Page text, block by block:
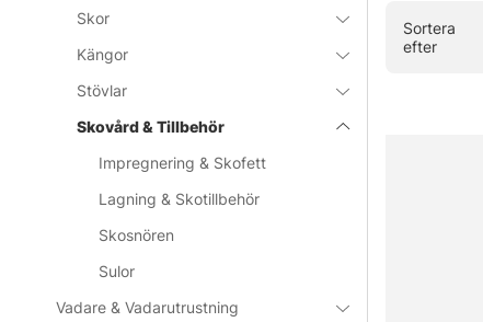
Skor
Kängor
Stövlar
Skovård & Tillbehör
Impregnering & Skofett
Lagning & Skotillbehör
Skosnören
Sulor
Vadare & Vadarutrustning
Sortera
efter